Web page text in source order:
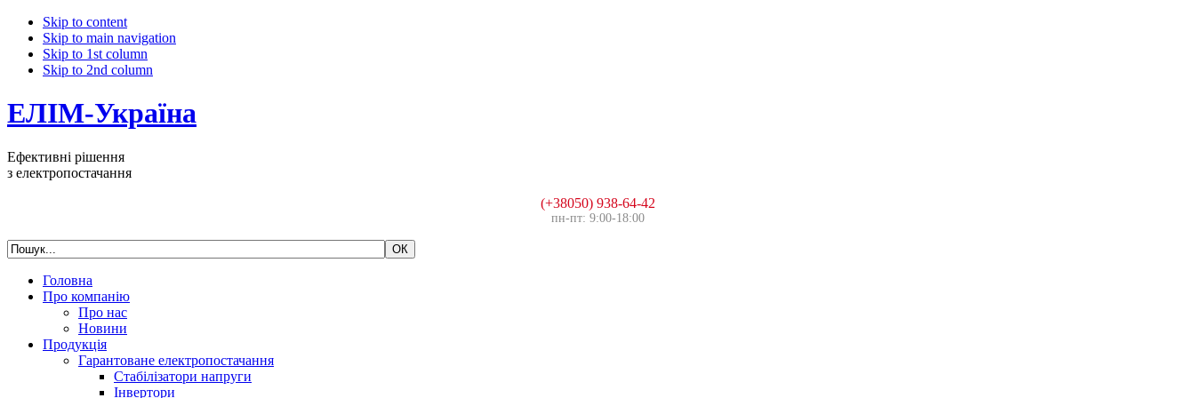
Skip to content
Skip to main navigation
Skip to 1st column
Skip to 2nd column
ЕЛІМ-Україна
Ефективні рішення
з електропостачання
(+38050) 938-64-42
пн-пт: 9:00-18:00
Головна
Про компанію
Про нас
Новини
Продукція
Гарантоване електропостачання
Стабілізатори напруги
Інвертори